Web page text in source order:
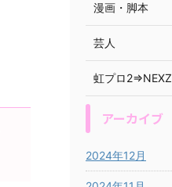
漫画・脚本
芸人
虹プロ2⇒NEXZ
アーカイブ
2024年12月